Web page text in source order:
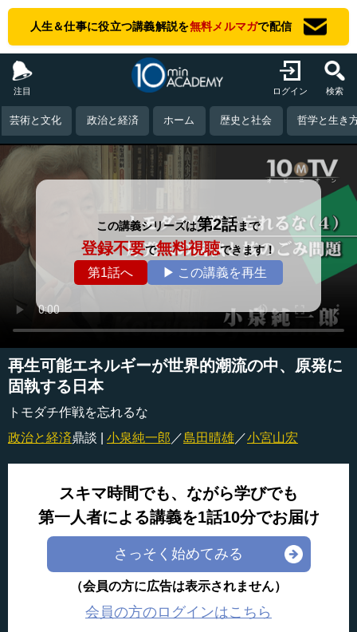
人生＆仕事に役立つ講義解説を無料メルマガで配信
注目 ログイン 検索
芸術と文化 政治と経済 ホーム 歴史と社会 哲学と生き
この講義シリーズは第2話まで
登録不要で無料視聴できます！
第1話へ ▶ この講義を再生
再生可能エネルギーが世界的潮流の中、原発に
固執する日本
トモダチ作戦を忘れるな
政治と経済鼎談 | 小泉純一郎 ／島田晴雄 ／小宮山宏
スキマ時間でも、ながら学びでも
第一人者による講義を1話10分でお届け
さっそく始めてみる
（会員の方に広告は表示されません）
会員の方のログインはこちら